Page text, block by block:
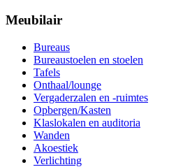
Meubilair
Bureaus
Bureaustoelen en stoelen
Tafels
Onthaal/lounge
Vergaderzalen en -ruimtes
Opbergen/Kasten
Klaslokalen en auditoria
Wanden
Akoestiek
Verlichting